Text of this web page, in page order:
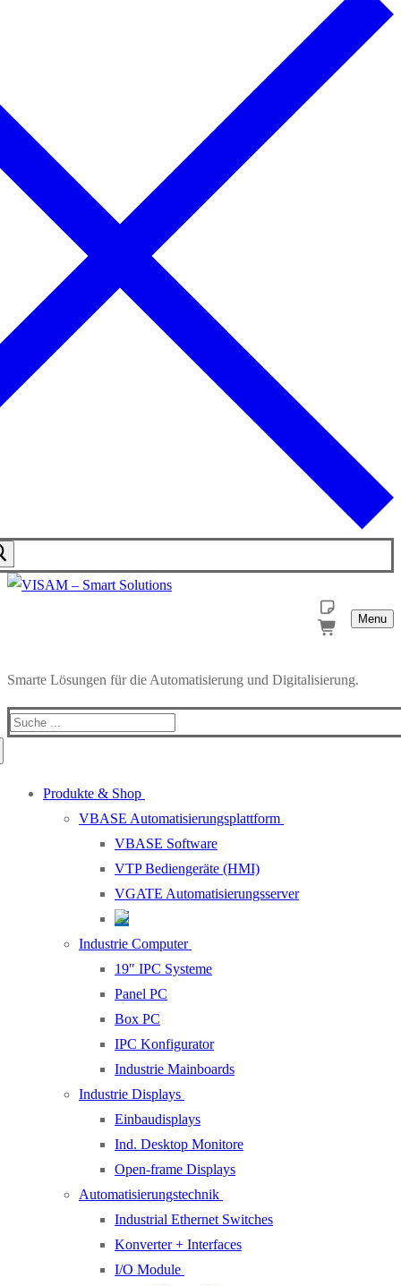
Menu
Smarte Lösungen für die Automatisierung und Digitalisierung.
Produkte & Shop
VBASE Automatisierungsplattform
VBASE Software
VTP Bediengeräte (HMI)
VGATE Automatisierungsserver
Industrie Computer
19″ IPC Systeme
Panel PC
Box PC
IPC Konfigurator
Industrie Mainboards
Industrie Displays
Einbaudisplays
Ind. Desktop Monitore
Open-frame Displays
Automatisierungstechnik
Industrial Ethernet Switches
Konverter + Interfaces
I/O Module